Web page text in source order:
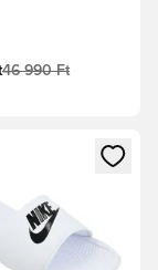
46 990 Ft
a tagként
modált a